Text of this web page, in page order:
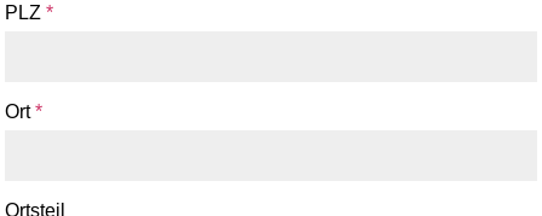
PLZ*
Ort*
Ortsteil